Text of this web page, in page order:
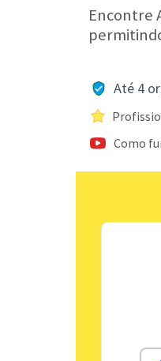
Encontre
Até 4
Como